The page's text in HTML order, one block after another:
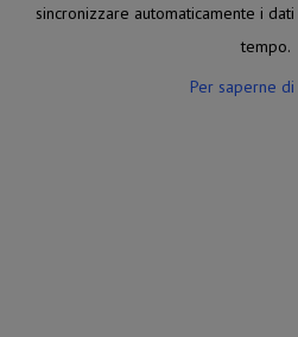
sincronizzare automaticamente i
tempo.
Per saperne di